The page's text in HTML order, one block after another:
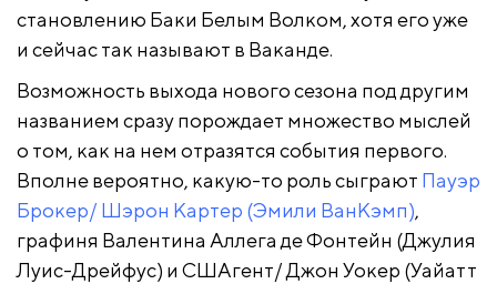
становлению Баки Белым Волком, хотя его уже
и сейчас так называют в Ваканде.
Возможность выхода нового сезона под другим
названием сразу порождает множество мыслей
о том, как на нем отразятся события первого.
Вполне вероятно, какую-то роль сыграют Пауэр
Брокер/ Шэрон Картер (Эмили ВанКэмп),
графиня Валентина Аллега де Фонтейн (Джулия
Луис-Дрейфус) и СШАгент/ Джон Уокер (Уайатт